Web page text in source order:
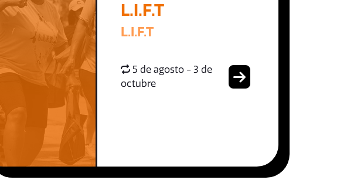
L.I.F.T
L.I.F.T
5 de agosto - 3 de
octubre